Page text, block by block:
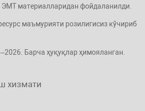
материалларидан фойдаланилди.
маъмурияти розилигисиз кўчириб
Барча ҳуқуқлар ҳимояланган.
хизмати